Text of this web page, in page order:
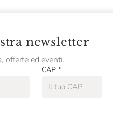
newsletter
offerte ed eventi.
CAP *